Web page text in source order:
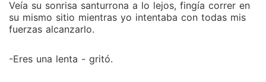
Veía su sonrisa santurrona a lo lejos, fingía correr en
su mismo sitio mientras yo intentaba con todas mis
fuerzas alcanzarlo.
-Eres una lenta - gritó.